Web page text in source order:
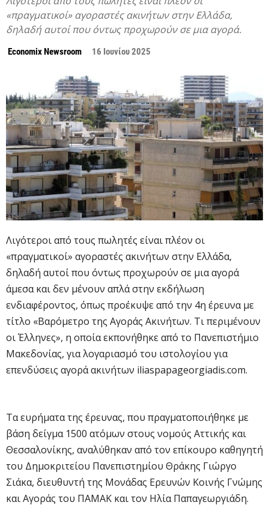
«πραγματικοί» αγοραστές ακινήτων στην Ελλάδα,
δηλαδή αυτοί που όντως προχωρούν σε μια αγορά.
Economix Newsroom 16 Ιουνίου 2025
Λιγότεροι από τους πωλητές είναι πλέον οι
«πραγματικοί» αγοραστές ακινήτων στην Ελλάδα,
δηλαδή αυτοί που όντως προχωρούν σε μια αγορά
άμεσα και δεν μένουν απλά στην εκδήλωση
ενδιαφέροντος, όπως προέκυψε από την 4η έρευνα με
τίτλο «Βαρόμετρο της Αγοράς Ακινήτων. Τι περιμένουν
οι Έλληνες», η οποία εκπονήθηκε από το Πανεπιστήμιο
Μακεδονίας, για λογαριασμό του ιστολογίου για
επενδύσεις αγορά ακινήτων iliaspapageorgiadis.com.
Τα ευρήματα της έρευνας, που πραγματοποιήθηκε με
βάση δείγμα 1500 ατόμων στους νομούς Αττικής και
Θεσσαλονίκης, αναλύθηκαν από τον επίκουρο καθηγητή
του Δημοκριτείου Πανεπιστημίου Θράκης Γιώργο
Σιάκα, διευθυντή της Μονάδας Ερευνών Κοινής Γνώμης
και Αγοράς του ΠΑΜΑΚ και τον Ηλία Παπαγεωργιάδη.